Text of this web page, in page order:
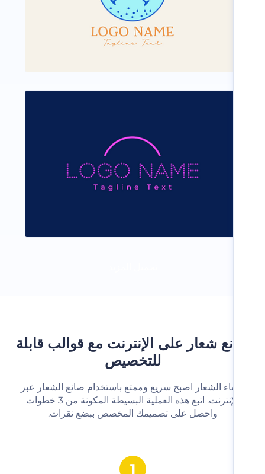
شعار على الإنترنت مع قوالب قابلة
للتخصيص
الشعار اصبح سريع وممتع باستخدام صانع الشعار عبر
الإنترنت. اتبع هذه العملية البسيطة المكونة من 3 خطوات
واحصل على تصميمك المخصص ببضع نقرات.‬